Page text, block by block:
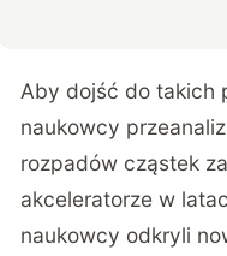
Aby dojść do takich
naukowcy
rozpadów cząstek
akceleratorze w
naukowcy odkryli